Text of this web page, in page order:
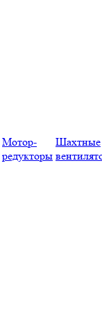
Мотор-
редукторы
Шахтные